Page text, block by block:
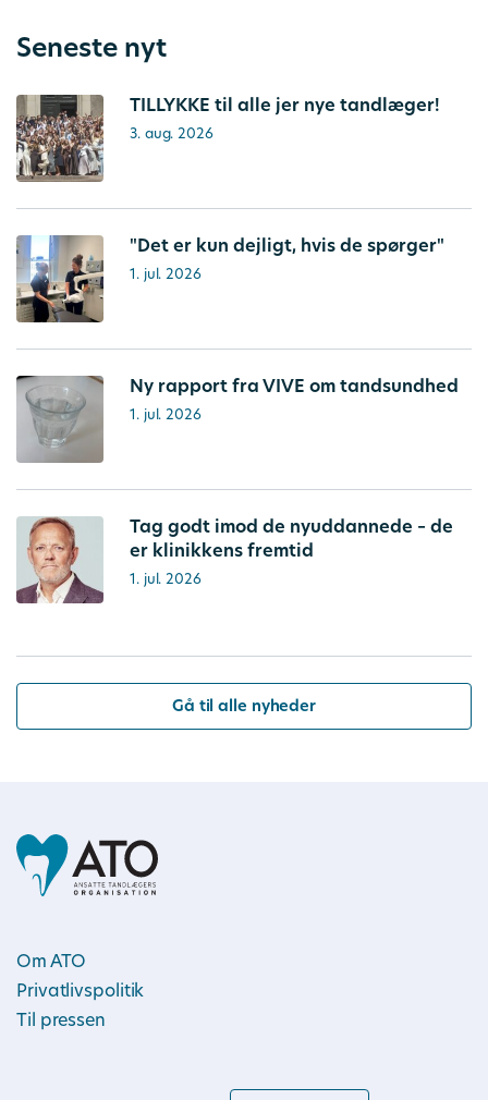
Seneste nyt
TILLYKKE til alle jer nye tandlæger!
3. aug. 2026
"Det er kun dejligt, hvis de spørger"
1. jul. 2026
Ny rapport fra VIVE om tandsundhed
1. jul. 2026
Tag godt imod de nyuddannede – de
er klinikkens fremtid
1. jul. 2026
Gå til alle nyheder
Om ATO
Privatlivspolitik
Til pressen